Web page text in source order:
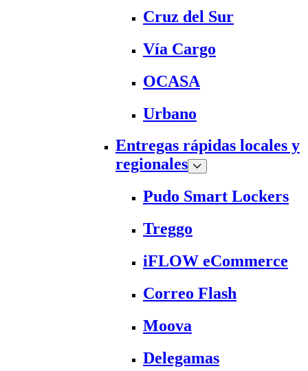
Cruz del Sur
Vía Cargo
OCASA
Urbano
Entregas rápidas locales y
regionales
Pudo Smart Lockers
Treggo
iFLOW eCommerce
Correo Flash
Moova
Delegamas